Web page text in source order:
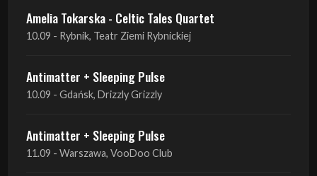
Antimatter + Sleeping Pulse
Antimatter + Sleeping Pulse
11.09 - Warszawa, VooDoo Club
Antimatter + Sleeping Pulse
12.09 - Kraków, Hype Park